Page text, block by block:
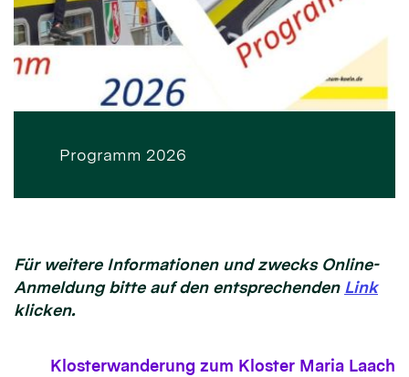
Programm 2026
Für weitere Informationen und zwecks Online-
Anmeldung bitte auf den entsprechenden Link
klicken.
Klosterwanderung zum Kloster Maria Laach